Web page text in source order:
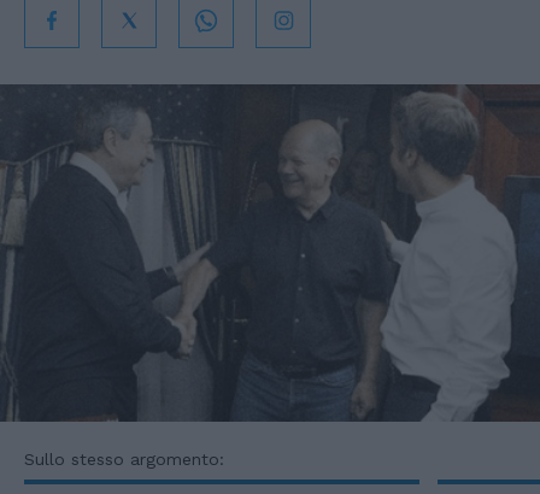
Sullo stesso argomento: